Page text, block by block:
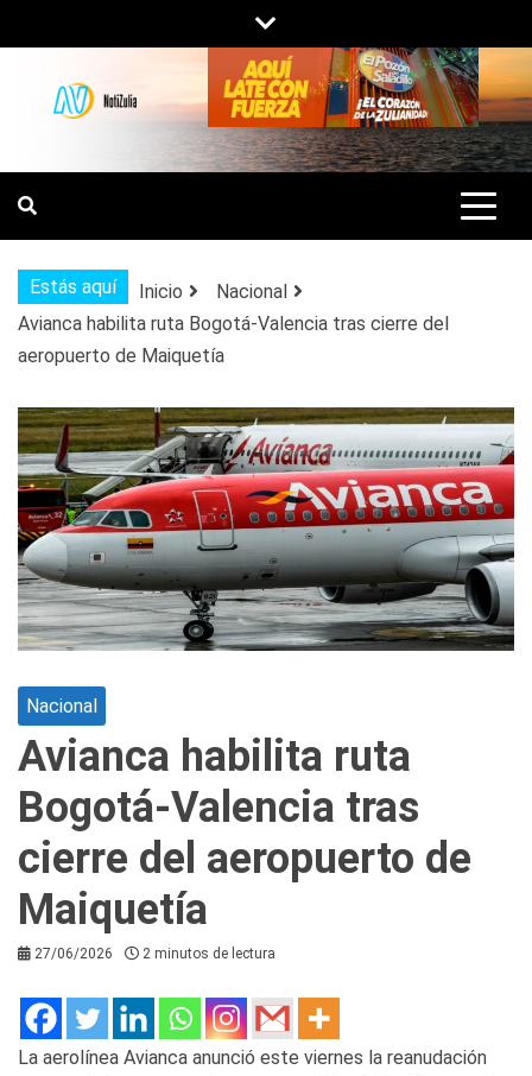
al
contenido
NOTIZULIA
NOTICIAS DEL ZULIA, VENEZUELA Y
DE INTERÉS GENERAL.
Estás aquí Inicio
Nacional
Avianca habilita ruta Bogotá-Valencia tras cierre del
aeropuerto de Maiquetía
Nacional
Avianca habilita ruta
Bogotá-Valencia tras
cierre del aeropuerto de
Maiquetía
27/06/2026 2 minutos de lectura
La aerolínea Avianca anunció este viernes la reanudación